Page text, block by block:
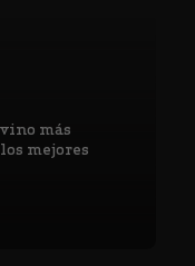
más
mejores